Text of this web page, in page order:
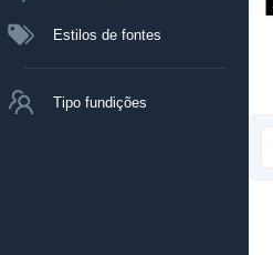
Estilos de fontes
Tipo fundições